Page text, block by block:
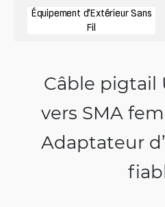
Équipement d’Extérieur Sans
Fil
Câble pigtail
vers SMA
Adaptateur